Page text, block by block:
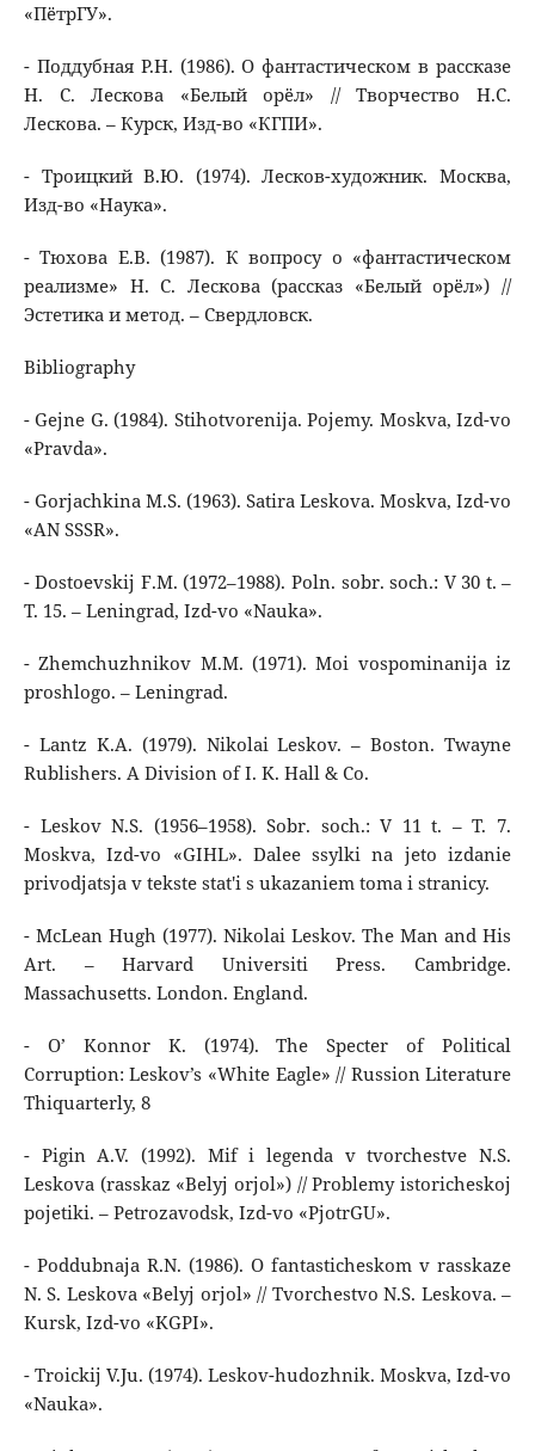
«ПётрГУ».
- Поддубная Р.Н. (1986). О фантастическом в рассказе
Н. С. Лескова «Белый орёл» // Творчество Н.С.
Лескова. – Курск, Изд-во «КГПИ».
- Троицкий В.Ю. (1974). Лесков-художник. Москва,
Изд-во «Наука».
- Тюхова Е.В. (1987). К вопросу о «фантастическом
реализме» Н. С. Лескова (рассказ «Белый орёл») //
Эстетика и метод. – Свердловск.
Bibliography
- Gejne G. (1984). Stihotvorenija. Pojemy. Moskva, Izd-vo
«Pravda».
- Gorjachkina M.S. (1963). Satira Leskova. Moskva, Izd-vo
«AN SSSR».
- Dostoevskij F.M. (1972–1988). Poln. sobr. soch.: V 30 t. –
T. 15. – Leningrad, Izd-vo «Nauka».
- Zhemchuzhnikov M.M. (1971). Moi vospominanija iz
proshlogo. – Leningrad.
- Lantz K.A. (1979). Nikolai Leskov. – Boston. Twayne
Rublishers. A Division of I. K. Hall & Co.
- Leskov N.S. (1956–1958). Sobr. soch.: V 11 t. – T. 7.
Moskva, Izd-vo «GIHL». Dalee ssylki na jeto izdanie
privodjatsja v tekste stat'i s ukazaniem toma i stranicy.
- McLean Hugh (1977). Nikolai Leskov. The Man and His
Art. – Harvard Universiti Press. Cambridge.
Massachusetts. London. England.
- O’ Konnor K. (1974). The Specter of Political
Corruption: Leskov’s «White Eagle» // Russion Literature
Thiquarterly, 8
- Pigin A.V. (1992). Mif i legenda v tvorchestve N.S.
Leskova (rasskaz «Belyj orjol») // Problemy istoricheskoj
pojetiki. – Petrozavodsk, Izd-vo «PjotrGU».
- Poddubnaja R.N. (1986). O fantasticheskom v rasskaze
N. S. Leskova «Belyj orjol» // Tvorchestvo N.S. Leskova. –
Kursk, Izd-vo «KGPI».
- Troickij V.Ju. (1974). Leskov-hudozhnik. Moskva, Izd-vo
«Nauka».